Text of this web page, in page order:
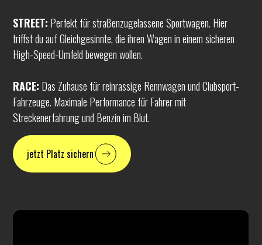
STREET: Perfekt für straßenzugelassene Sportwagen. Hier
triffst du auf Gleichgesinnte, die ihren Wagen in einem sicheren
High-Speed-Umfeld bewegen wollen.
RACE: Das Zuhause für reinrassige Rennwagen und Clubsport-
Fahrzeuge. Maximale Performance für Fahrer mit
Streckenerfahrung und Benzin im Blut.
jetzt Platz sichern